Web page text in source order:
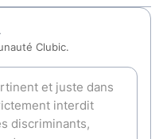
Clubic.